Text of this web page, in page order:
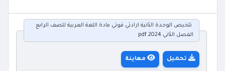
تلخيص الوحدة الثانية ارادتي قوتي مادة اللغة العربية للصف الرابع
الفصل الثاني 2024.pdf
تحميل معاينة